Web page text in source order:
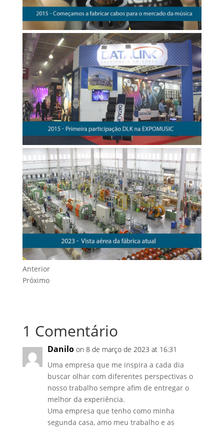
Anterior
Próximo
1 Comentário
Danilo on 8 de março de 2023 at 16:31
Uma empresa que me inspira a cada dia
buscar olhar com diferentes perspectivas o
nosso trabalho sempre afim de entregar o
melhor da experiência.
Uma empresa que tenho como minha
segunda casa, amo meu trabalho e as